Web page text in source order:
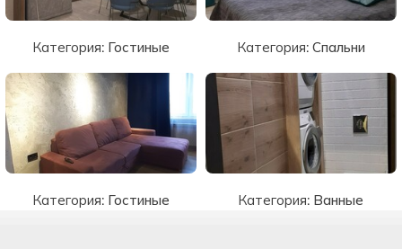
Категория: Гостиные Категория: Спальни
Категория: Гостиные Категория: Ванные